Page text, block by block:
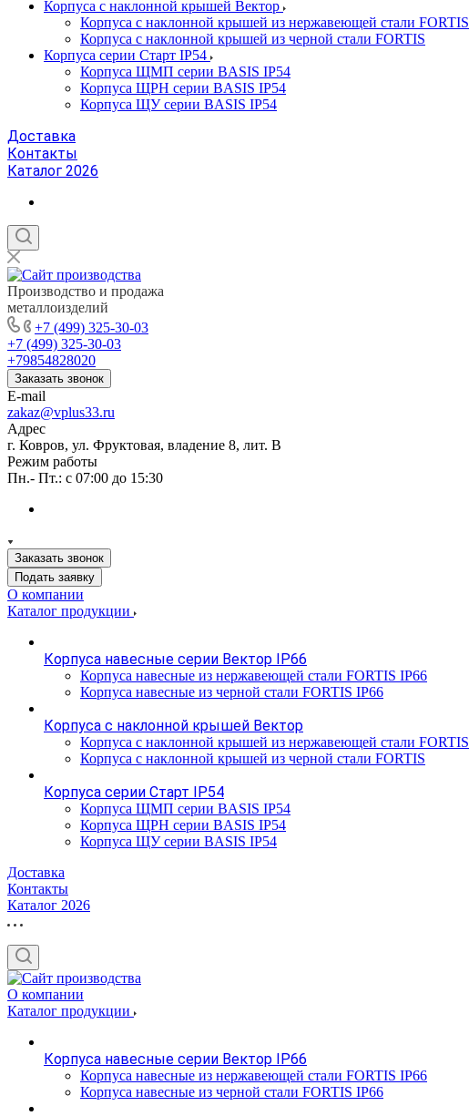
Корпуса с наклонной крышей Вектор
Корпуса с наклонной крышей из нержавеющей стали FORTIS
Корпуса с наклонной крышей из черной стали FORTIS
Корпуса серии Старт IP54
Корпуса ЩМП серии BASIS IP54
Корпуса ЩРН серии BASIS IP54
Корпуса ЩУ серии BASIS IP54
Доставка
Контакты
Каталог 2026
Производство и продажа
металлоизделий
+7 (499) 325-30-03
+7 (499) 325-30-03
+79854828020
Заказать звонок
E-mail
zakaz@vplus33.ru
Адрес
г. Ковров, ул. Фруктовая, владение 8, лит. В
Режим работы
Пн.- Пт.: с 07:00 до 15:30
Заказать звонок
Подать заявку
О компании
Каталог продукции
Корпуса навесные серии Вектор IP66
Корпуса навесные из нержавеющей стали FORTIS IP66
Корпуса навесные из черной стали FORTIS IP66
Корпуса с наклонной крышей Вектор
Корпуса с наклонной крышей из нержавеющей стали FORTIS
Корпуса с наклонной крышей из черной стали FORTIS
Корпуса серии Старт IP54
Корпуса ЩМП серии BASIS IP54
Корпуса ЩРН серии BASIS IP54
Корпуса ЩУ серии BASIS IP54
Доставка
Контакты
Каталог 2026
О компании
Каталог продукции
Корпуса навесные серии Вектор IP66
Корпуса навесные из нержавеющей стали FORTIS IP66
Корпуса навесные из черной стали FORTIS IP66